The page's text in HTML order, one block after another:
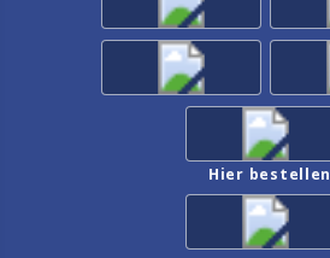
Hier bestellen